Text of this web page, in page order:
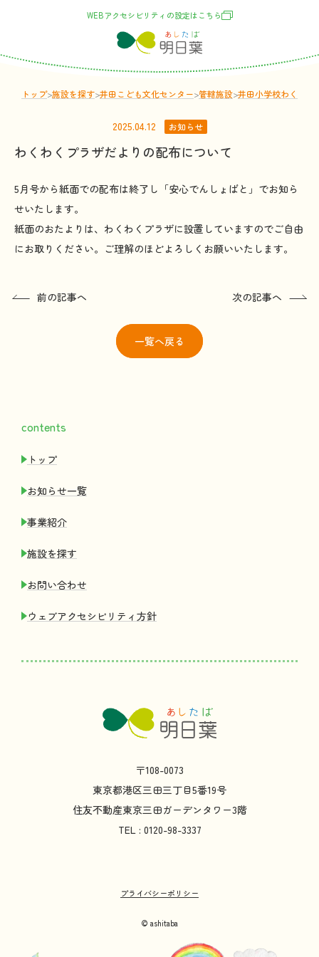
WEBアクセシビリティの設定はこちら
トップ>施設を探す>井田こども文化センター>管轄施設>井田小学校わくわく
2025.04.12 お知らせ
わくわくプラザだよりの配布について
5月号から紙面での配布は終了し「安心でんしょばと」でお知ら
せいたします。
紙面のおたよりは、わくわくプラザに設置していますのでご自由
にお取りください。ご理解のほどよろしくお願いいたします。
前の記事へ 次の記事へ
一覧へ戻る
contents
トップ
お知 らせ一覧
事業紹介
施設を探す
お問い合わせ
ウェブアクセシビリティ 方針
〒108-0073
東京都港区三田三丁目5番19号
住友不動産東京三田ガーデンタワー3階
TEL : 0120-98-3337
プライバシーポリシー
© ashitaba